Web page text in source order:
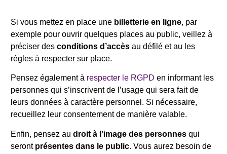
Si vous mettez en place une billetterie en ligne, par
exemple pour ouvrir quelques places au public, veillez à
préciser des conditions d’accès au défilé et au les
règles à respecter sur place.
Pensez également à respecter le RGPD en informant les
personnes qui s’inscrivent de l’usage qui sera fait de
leurs données à caractère personnel. Si nécessaire,
recueillez leur consentement de manière valable.
Enfin, pensez au droit à l’image des personnes qui
seront présentes dans le public. Vous aurez besoin de